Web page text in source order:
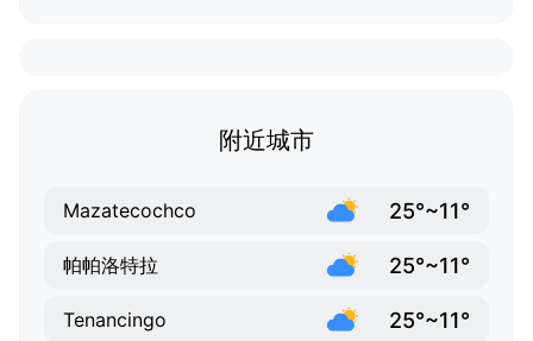
附近城市
Mazatecochco 25°~11°
帕帕洛特拉 25°~11°
Tenancingo 25°~11°